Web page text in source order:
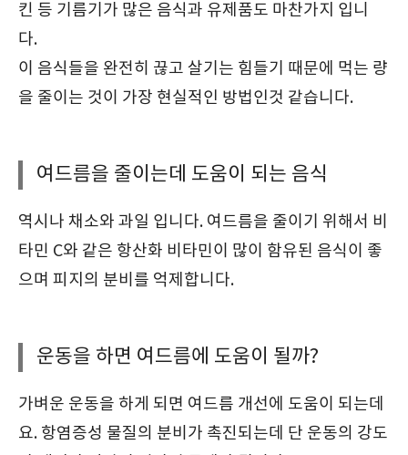
킨 등 기름기가 많은 음식과 유제품도 마찬가지 입니
다.
이 음식들을 완전히 끊고 살기는 힘들기 때문에 먹는 량
을 줄이는 것이 가장 현실적인 방법인것 같습니다.
여드름을 줄이는데 도움이 되는 음식
역시나 채소와 과일 입니다. 여드름을 줄이기 위해서 비
타민 C와 같은 항산화 비타민이 많이 함유된 음식이 좋
으며 피지의 분비를 억제합니다.
운동을 하면 여드름에 도움이 될까?
가벼운 운동을 하게 되면 여드름 개선에 도움이 되는데
요. 항염증성 물질의 분비가 촉진되는데 단 운동의 강도